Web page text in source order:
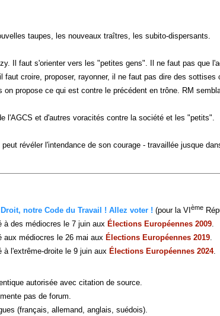
taupes, les nouveaux traîtres, les subito-dispersants.
Il faut s'orienter vers les "petites gens". Il ne faut pas que
croire, proposer, rayonner, il ne faut pas dire des
propose ce qui est contre le précédent en trône. RM
l'AGCS et d'autres voracités contre la société et les "petits".
révéler l'intendance de son courage - travaillée jusque
notre Code du Travail ! Allez voter ! (pour la VI ème
à des médiocres le 7 juin aux Élections Européennes 2009.
aux médiocres le 26 mai aux Élections Européennes 2019.
à l'extrême-droite le 9 juin aux Élections Européennes 2024.
autorisée avec citation de source.
pas de forum.
(français, allemand, anglais, suédois).